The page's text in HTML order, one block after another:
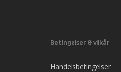
Betingelser & vilkår
Handelsbetingelser